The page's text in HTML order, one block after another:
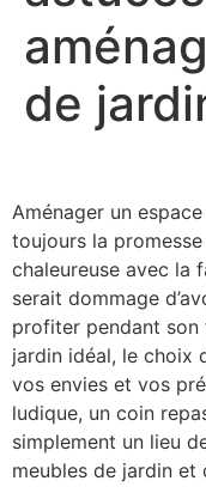
de
Aménager un
toujours la
chaleureuse avec la
serait dommage
profiter pendant son
jardin idéal, le choix
vos envies et vos
ludique, un coin
simplement un lieu
meubles de jardin et